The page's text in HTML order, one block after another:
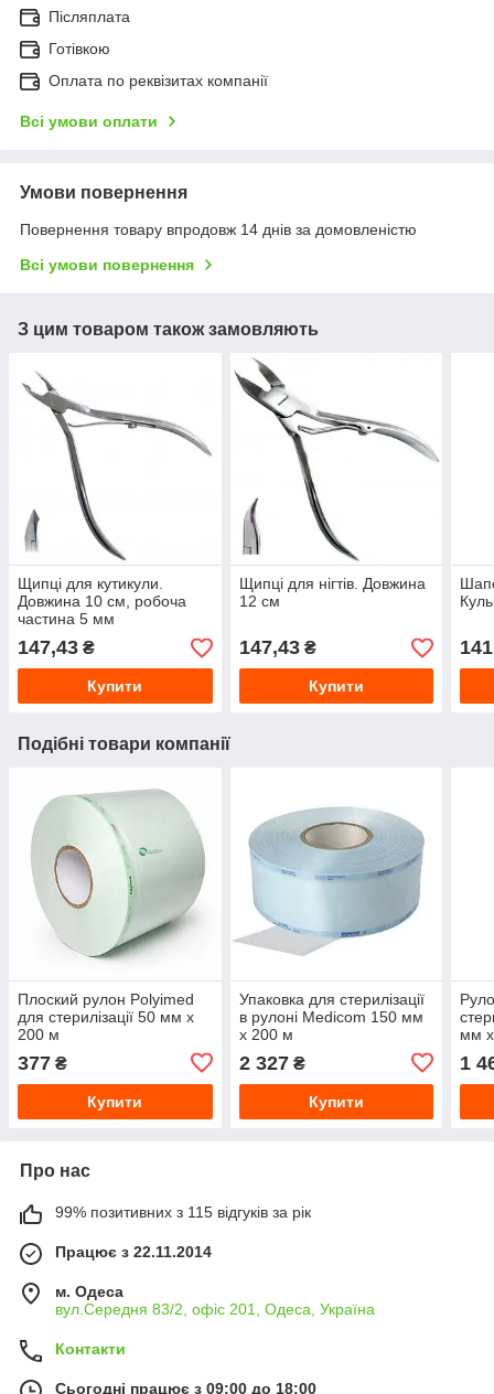
Післяплата
Готівкою
Оплата по реквізитах компанії
Всі умови оплати
Умови повернення
Повернення товару впродовж 14 днів за домовленістю
Всі умови повернення
З цим товаром також замовляють
Щипці для кутикули.
Довжина 10 см, робоча
частина 5 мм
147,43 ₴
Купити
Щипці для нігтів. Довжина
12 см
147,43₴
Купити
141
Подібні товари компанії
Плоский рулон Polyimed
для стерилізації 50 мм х
200 м
377 ₴
Купити
Упаковка для стерилізації
в рулоні Medicom 150 мм
х 200 м
2 327₴
Купити
мм
1
Про нас
99% позитивних з 115 відгуків за рік
Працює з 22.11.2014
м. Одеса
вул.Середня 83/2, офіс 201, Одеса, Україна
Контакти
Сьогодні працює з 09:00 до 18:00